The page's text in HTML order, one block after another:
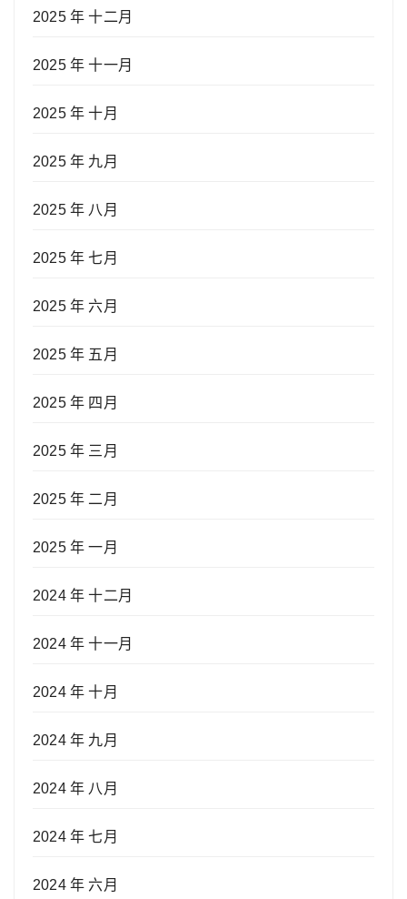
2025 年 十二月
2025 年 十一月
2025 年 十月
2025 年 九月
2025 年 八月
2025 年 七月
2025 年 六月
2025 年 五月
2025 年 四月
2025 年 三月
2025 年 二月
2025 年 一月
2024 年 十二月
2024 年 十一月
2024 年 十月
2024 年 九月
2024 年 八月
2024 年 七月
2024 年 六月